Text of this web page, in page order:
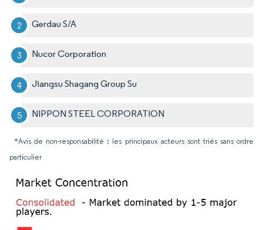
Gerdau S/A
Nucor Corporation
Jiangsu Shagang Group Su
NIPPON STEEL CORPORATION
*Avis de non-responsabilité : les principaux acteurs sont triés sans ordre
particulier